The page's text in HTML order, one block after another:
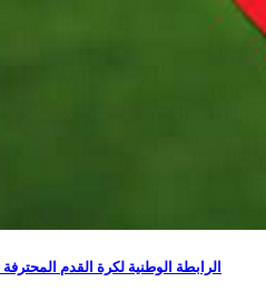
الرابطة الوطنية لكرة القدم